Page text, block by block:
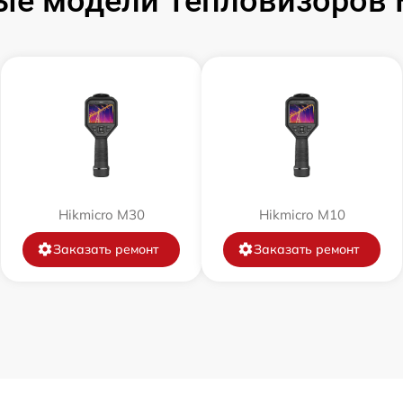
от 60 мин
Hikmicro M30
Заказать ремонт
Hikmicro M10
Заказать ремонт